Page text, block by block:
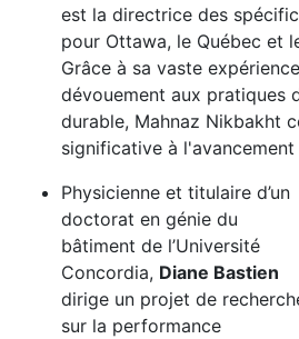
est la directrice des
pour Ottawa, le Québec et
Grâce à sa vaste
dévouement aux pratiques
durable, Mahnaz Nikbakht
significative à
Physicienne et titulaire d’un
doctorat en génie du
bâtiment de l’Université
Concordia, Diane Bastien
dirige un projet de
sur la performance